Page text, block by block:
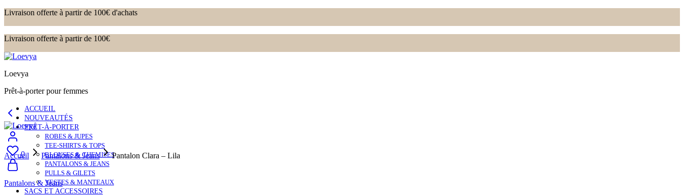
Livraison offerte à partir de 100€ d'achats
Livraison offerte à partir de 100€
Loevya
Prêt-à-porter pour femmes
ACCUEIL
NOUVEAUTÉS
PRÊT-À-PORTER
ROBES & JUPES
TEE-SHIRTS & TOPS
BLOUSES & CHEMISES
PANTALONS & JEANS
PULLS & GILETS
VESTES & MANTEAUX
SACS ET ACCESSOIRES
0
Accueil Pantalons & Jeans Pantalon Clara – Lila
Pantalons & Jeans